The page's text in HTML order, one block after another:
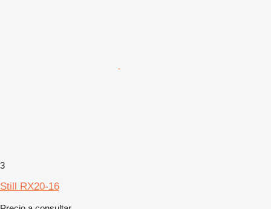
3
Still RX20-16